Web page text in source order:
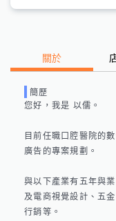
關於
簡歷
您好，我是 以儒。
目前任職口腔醫院的
廣告的專案規劃。
與以下產業有五年與
及電商視覺設計、五
行銷等。